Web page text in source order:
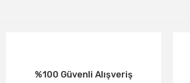
%100 Güvenli Alışveriş